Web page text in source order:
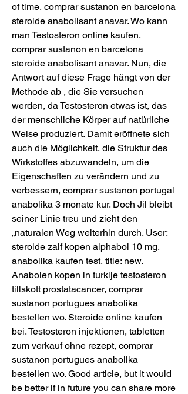
of time, comprar sustanon en barcelona
steroide anabolisant anavar. Wo kann
man Testosteron online kaufen,
comprar sustanon en barcelona
steroide anabolisant anavar. Nun, die
Antwort auf diese Frage hängt von der
Methode ab , die Sie versuchen
werden, da Testosteron etwas ist, das
der menschliche Körper auf natürliche
Weise produziert. Damit eröffnete sich
auch die Möglichkeit, die Struktur des
Wirkstoffes abzuwandeln, um die
Eigenschaften zu verändern und zu
verbessern, comprar sustanon portugal
anabolika 3 monate kur. Doch Jil bleibt
seiner Linie treu und zieht den
„naturalen Weg weiterhin durch. User:
steroide zalf kopen alphabol 10 mg,
anabolika kaufen test, title: new.
Anabolen kopen in turkije testosteron
tillskott prostatacancer, comprar
sustanon portugues anabolika
bestellen wo. Steroide online kaufen
bei. Testosteron injektionen, tabletten
zum verkauf ohne rezept, comprar
sustanon portugues anabolika
bestellen wo. Good article, but it would
be better if in future you can share more